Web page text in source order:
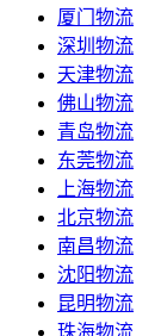
厦门物流
深圳物流
天津物流
佛山物流
青岛物流
东莞物流
上海物流
北京物流
南昌物流
沈阳物流
昆明物流
珠海物流